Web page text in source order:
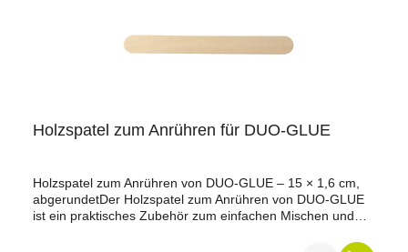
Holzspatel zum Anrühren für DUO-GLUE
Holzspatel zum Anrühren von DUO-GLUE – 15 × 1,6 cm,
abgerundetDer Holzspatel zum Anrühren von DUO-GLUE
ist ein praktisches Zubehör zum einfachen Mischen und